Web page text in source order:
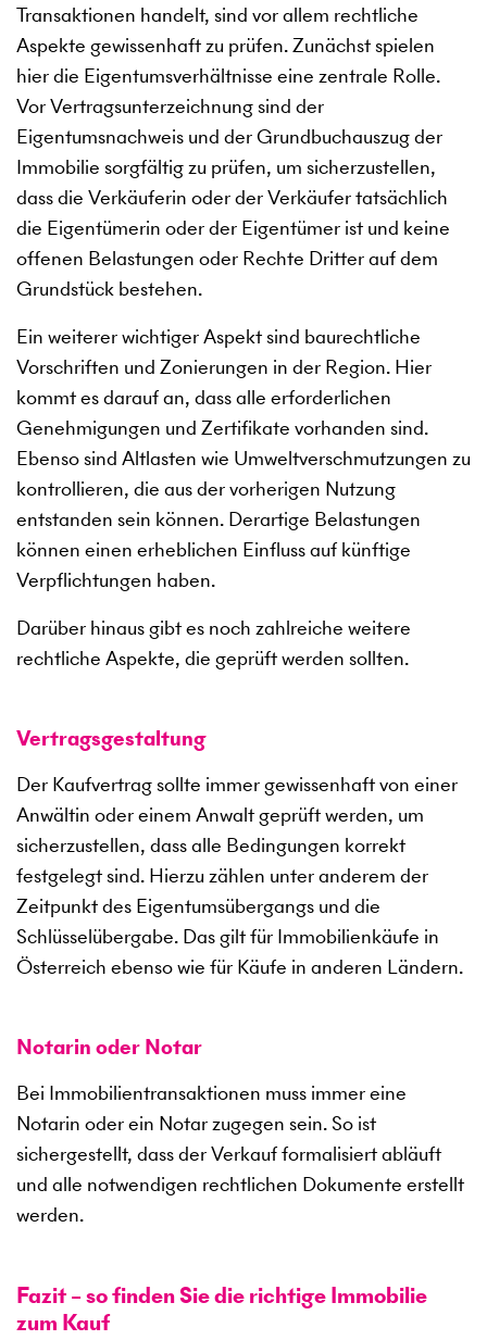
Transaktionen handelt, sind vor allem rechtliche
Aspekte gewissenhaft zu prüfen. Zunächst spielen
hier die Eigentumsverhältnisse eine zentrale Rolle.
Vor Vertragsunterzeichnung sind der
Eigentumsnachweis und der Grundbuchauszug der
Immobilie sorgfältig zu prüfen, um sicherzustellen,
dass die Verkäuferin oder der Verkäufer tatsächlich
die Eigentümerin oder der Eigentümer ist und keine
offenen Belastungen oder Rechte Dritter auf dem
Grundstück bestehen.
Ein weiterer wichtiger Aspekt sind baurechtliche
Vorschriften und Zonierungen in der Region. Hier
kommt es darauf an, dass alle erforderlichen
Genehmigungen und Zertifikate vorhanden sind.
Ebenso sind Altlasten wie Umweltverschmutzungen zu
kontrollieren, die aus der vorherigen Nutzung
entstanden sein können. Derartige Belastungen
können einen erheblichen Einfluss auf künftige
Verpflichtungen haben.
Darüber hinaus gibt es noch zahlreiche weitere
rechtliche Aspekte, die geprüft werden sollten.
Vertragsgestaltung
Der Kaufvertrag sollte immer gewissenhaft von einer
Anwältin oder einem Anwalt geprüft werden, um
sicherzustellen, dass alle Bedingungen korrekt
festgelegt sind. Hierzu zählen unter anderem der
Zeitpunkt des Eigentumsübergangs und die
Schlüsselübergabe. Das gilt für Immobilienkäufe in
Österreich ebenso wie für Käufe in anderen Ländern.
Notarin oder Notar
Bei Immobilientransaktionen muss immer eine
Notarin oder ein Notar zugegen sein. So ist
sichergestellt, dass der Verkauf formalisiert abläuft
und alle notwendigen rechtlichen Dokumente erstellt
werden.
Fazit – so finden Sie die richtige Immobilie
zum Kauf